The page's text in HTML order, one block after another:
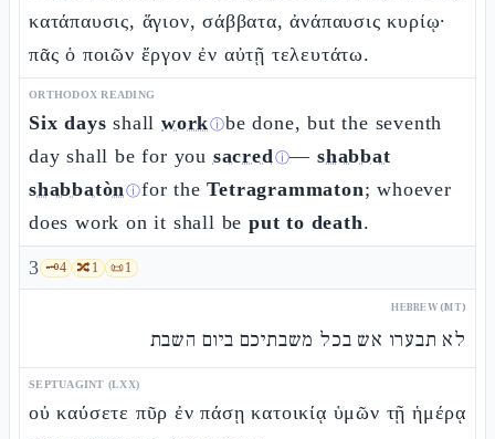
κατάπαυσις, ἅγιον, σάββατα, ἀνάπαυσις κυρίῳ·
πᾶς ὁ ποιῶν ἔργον ἐν αὐτῇ τελευτάτω.
ORTHODOX READING
Six days shallworkⓘbe done, but the seventh
day shall be for you sacredⓘ—shabbat
shabbatònⓘfor theTetragrammaton; whoever
does work on it shall beput to death.
3 🗝️4 🔀1 📜1
HEBREW (MT)
לא תבערו אש בכל משבתיכם ביום השבת
SEPTUAGINT (LXX)
οὐ καύσετε πῦρ ἐν πάσῃ κατοικίᾳ ὑμῶν τῇ ἡμέρᾳ